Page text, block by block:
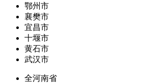
鄂州市
襄樊市
宜昌市
十堰市
黄石市
武汉市
全河南省